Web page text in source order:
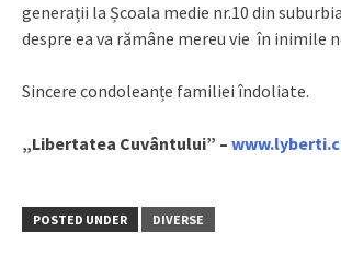
generații la Școala medie nr.10 din
despre ea va rămâne mereu vie în inimile
Sincere condoleanțe familiei îndoliate.
„Libertatea Cuvântului” –
POSTED UNDER DIVERSE